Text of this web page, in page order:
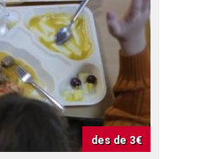
des de 3€